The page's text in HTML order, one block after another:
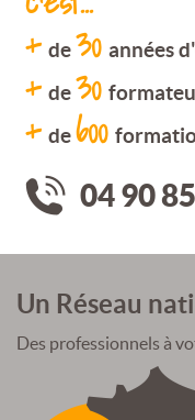
+ de30 années
+ de30
+ de600
04 90
Un Réseau
Des professionnels à